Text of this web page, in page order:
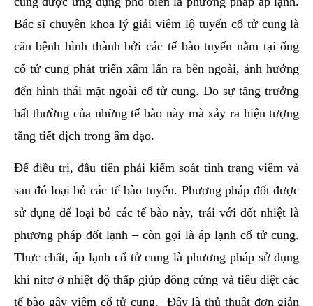
Bác sĩ chuyên khoa lý giải viêm lộ tuyến cổ tử cung là
căn bệnh hình thành bởi các tế bào tuyến nằm tại ống
cổ tử cung phát triển xâm lấn ra bên ngoài, ảnh hưởng
đến hình thái mặt ngoài cổ tử cung. Do sự tăng trưởng
bất thường của những tế bào này mà xảy ra hiện tượng
tăng tiết dịch trong âm đạo.
Để điều trị, đầu tiên phải kiểm soát tình trạng viêm và
sau đó loại bỏ các tế bào tuyến. Phương pháp đốt được
sử dụng để loại bỏ các tế bào này, trái với đốt nhiệt là
phương pháp đốt lạnh – còn gọi là áp lạnh cổ tử cung.
Thực chất, áp lạnh cổ tử cung là phương pháp sử dụng
khí nitơ ở nhiệt độ thấp giúp đông cứng và tiêu diệt các
tế bào gây viêm cổ tử cung. Đây là thủ thuật đơn giản